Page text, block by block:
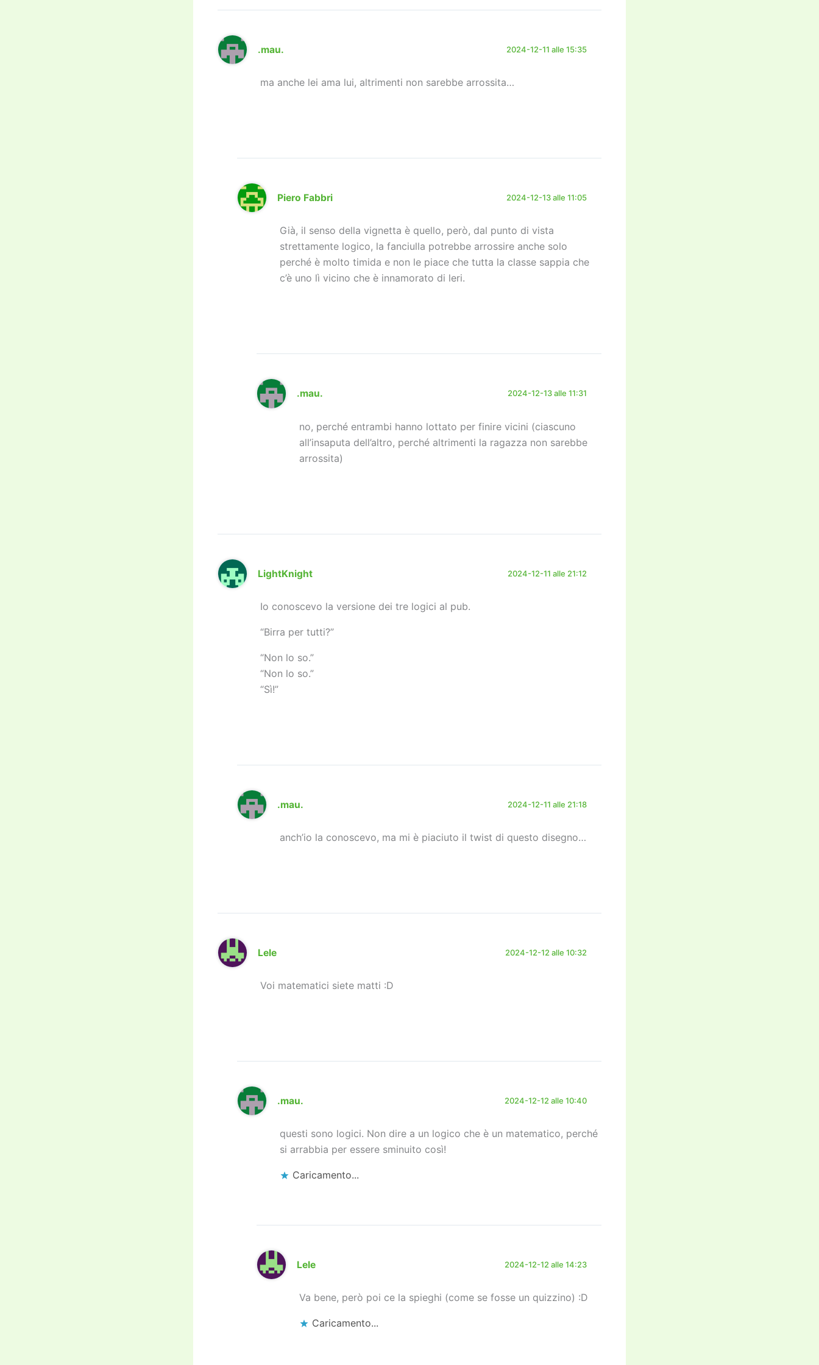
.mau. 2024-12-11 alle 15:35
ma anche lei ama lui, altrimenti non sarebbe arrossita…
Piero Fabbri 2024-12-13 alle 11:05
Già, il senso della vignetta è quello, però, dal punto di vista
strettamente logico, la fanciulla potrebbe arrossire anche solo
perché è molto timida e non le piace che tutta la classe sappia che
c’è uno lì vicino che è innamorato di leri.
.mau. 2024-12-13 alle 11:31
no, perché entrambi hanno lottato per finire vicini (ciascuno
all’insaputa dell’altro, perché altrimenti la ragazza non sarebbe
arrossita)
LightKnight 2024-12-11 alle 21:12
Io conoscevo la versione dei tre logici al pub.
“Birra per tutti?”
“Non lo so.”
“Non lo so.”
“Sì!”
.mau. 2024-12-11 alle 21:18
anch’io la conoscevo, ma mi è piaciuto il twist di questo disegno…
Lele 2024-12-12 alle 10:32
Voi matematici siete matti :D
.mau. 2024-12-12 alle 10:40
questi sono logici. Non dire a un logico che è un matematico, perché
si arrabbia per essere sminuito così!
Caricamento...
Lele 2024-12-12 alle 14:23
Va bene, però poi ce la spieghi (come se fosse un quizzino) :D
Caricamento...